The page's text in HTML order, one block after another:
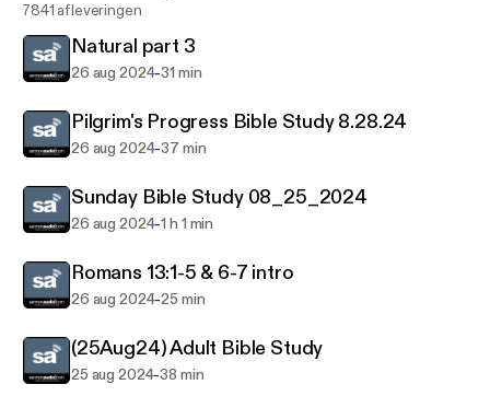
7841 afleveringen
Natural part 3
26 aug 2024-31 min
Pilgrim's Progress Bible Study 8.28.24
26 aug 2024-37 min
Sunday Bible Study 08_25_2024
26 aug 2024-1 h 1 min
Romans 13:1-5 & 6-7 intro
26 aug 2024-25 min
(25Aug24) Adult Bible Study
25 aug 2024-38 min